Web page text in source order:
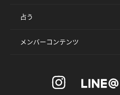
占う
メンバーコンテンツ